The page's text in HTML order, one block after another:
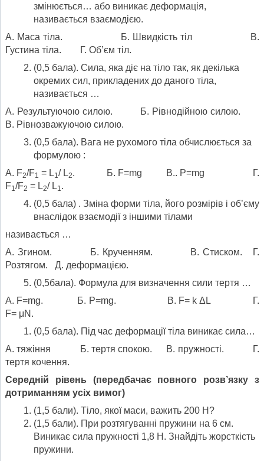
змінюється… або виникає деформація,
називається взаємодією.
А. Маса тіла. Б. Швидкість тіл В.
Густина тіла. Г. Об’єм тіл.
(0,5 бала). Сила, яка діє на тіло так, як декілька
окремих сил, прикладених до даного тіла,
називається …
А. Результуючою силою. Б. Рівнодійною силою.
В. Рівнозважуючою силою.
(0,5 бала). Вага не рухомого тіла обчислюється за
формулою :
А. F2/F1 = L1/ L2. Б. F=mg В.. Р=mg Г.
F1/F2 = L2/ L1.
(0,5 бала) . Зміна форми тіла, його розмірів і об’єму
внаслідок взаємодії з іншими тілами
називається …
А. Згином. Б. Крученням. В. Стиском. Г.
Розтягом. Д. деформацією.
(0,5бала). Формула для визначення сили тертя …
А. F=mg. Б. Р=mg. В. F= k ΔL Г.
F= μN.
(0,5 бала). Під час деформації тіла виникає сила…
А. тяжіння Б. тертя спокою. В. пружності. Г.
тертя кочення.
Середній рівень (передбачає повного розв’язку з
дотриманням усіх вимог)
(1,5 бали). Тіло, якої маси, важить 200 Н?
(1,5 бали). При розтягуванні пружини на 6 см.
Виникає сила пружності 1,8 Н. Знайдіть жорсткість
пружини.